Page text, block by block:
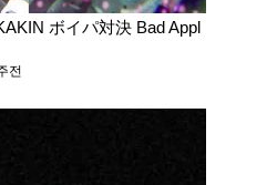
ボイパ対決 Bad Appl
전